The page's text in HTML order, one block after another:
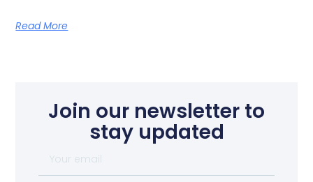
Read More
Join our newsletter to
stay updated